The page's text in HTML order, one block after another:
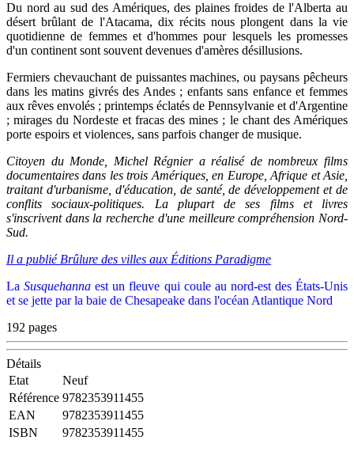
Du nord au sud des Amériques, des plaines froides de l'Alberta au
désert brûlant de l'Atacama, dix récits nous plongent dans la vie
quotidienne de femmes et d'hommes pour lesquels les promesses
d'un continent sont souvent devenues d'amères désillusions.
Fermiers chevauchant de puissantes machines, ou paysans pêcheurs
dans les matins givrés des Andes ; enfants sans enfance et femmes
aux rêves envolés ; printemps éclatés de Pennsylvanie et d'Argentine
; mirages du Nordeste et fracas des mines ; le chant des Amériques
porte espoirs et violences, sans parfois changer de musique.
Citoyen du Monde, Michel Régnier a réalisé de nombreux films
documentaires dans les trois Amériques, en Europe, Afrique et Asie,
traitant d'urbanisme, d'éducation, de santé, de développement et de
conflits sociaux-politiques. La plupart de ses films et livres
s'inscrivent dans la recherche d'une meilleure compréhension Nord-
Sud.
Il a publié Brûlure des villes aux Éditions Paradigme
LaSusquehanna est un fleuve qui coule au nord-est des États-Unis
et se jette par la baie de Chesapeake dans l'océan Atlantique Nord
192 pages
Détails
Etat
Neuf
Référence 9782353911455
EAN
9782353911455
ISBN
9782353911455